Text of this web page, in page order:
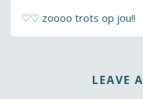
♡♡ zoooo trots op jou!!
LEAVE